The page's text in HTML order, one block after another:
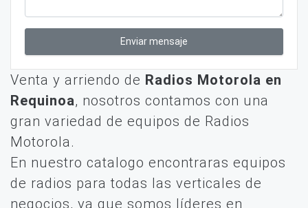
Enviar mensaje
Venta y arriendo de Radios Motorola en
Requinoa, nosotros contamos con una
gran variedad de equipos de Radios
Motorola.
En nuestro catalogo encontraras equipos
de radios para todas las verticales de
negocios, ya que somos líderes en